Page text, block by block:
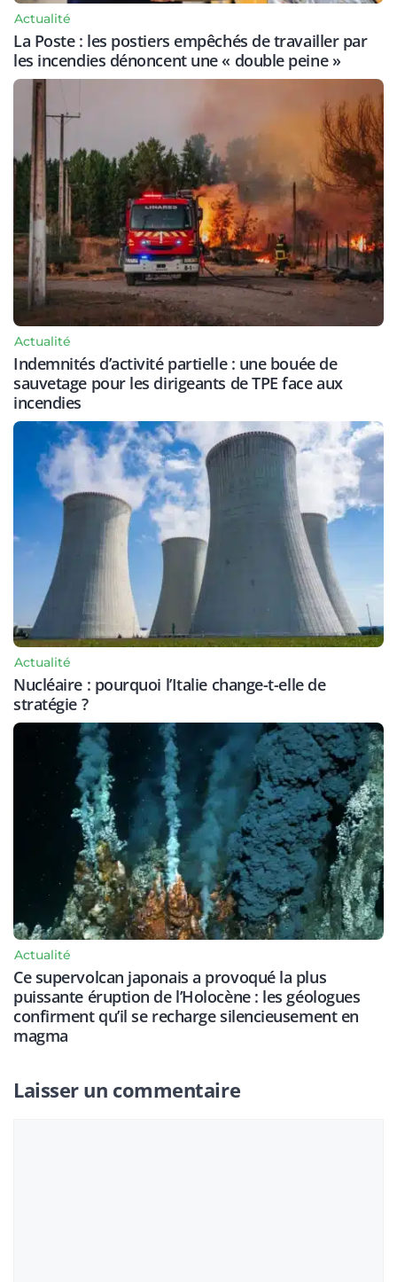
Actualité
La Poste : les postiers empêchés de travailler par
les incendies dénoncent une « double peine »
Actualité
Indemnités d’activité partielle : une bouée de
sauvetage pour les dirigeants de TPE face aux
incendies
Actualité
Nucléaire : pourquoi l’Italie change-t-elle de
stratégie ?
Actualité
Ce supervolcan japonais a provoqué la plus
puissante éruption de l’Holocène : les géologues
confirment qu’il se recharge silencieusement en
magma
Laisser un commentaire